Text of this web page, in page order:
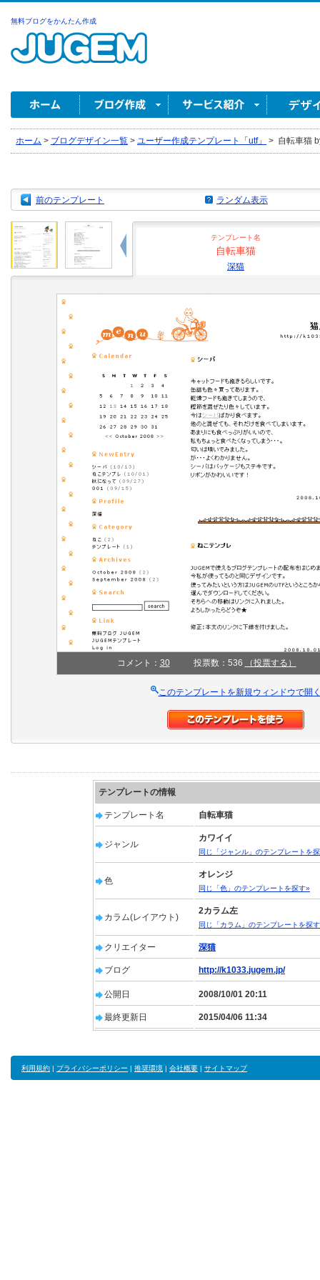
無料ブログをかんたん作成
ホーム > ブログデザイン一覧 > ユーザー作成テンプレート「utf」 > 自転車猫
前のテンプレート ランダム表示
テンプレート名
自転車猫
深猫
コメント： 30 投票数：536 （投票する）
このテンプレートを新規ウィンドウで開
テンプレートの情報
テンプレート名 自転車猫
ジャンル
カワイイ
同じ「ジャンル」のテンプレートを
色
オレンジ
同じ「色」のテンプレートを探す»
カラム(レイアウト)
2カラム左
同じ「カラム」のテンプレートを探
クリエイター 深猫
ブログ http://k1033.jugem.jp/
公開日 2008/10/01 20:11
最終更新日 2015/04/06 11:34
利用規約 | プライバシーポリシー | 推奨環境 | 会社概要 | サイトマップ